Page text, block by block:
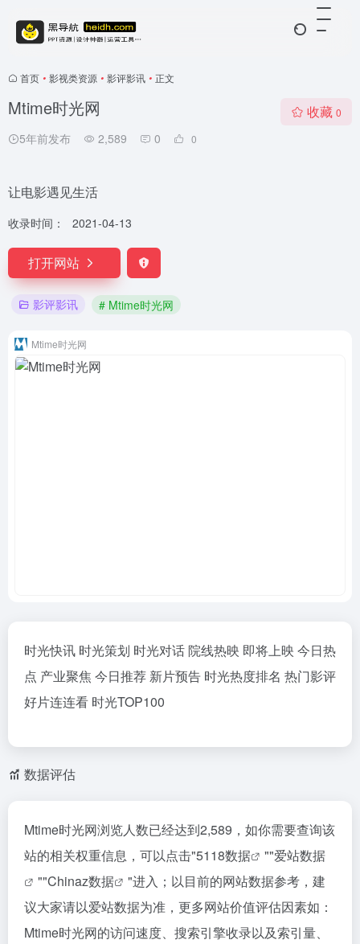
首页 • 影视类资源 • 影评影讯 • 正文
Mtime时光网
5年前发布 2,589 0 0
收藏 0
让电影遇见生活
收录时间： 2021-04-13
打开网站
影评影讯 # Mtime时光网
Mtime时光网
时光快讯 时光策划 时光对话 院线热映 即将上映 今日热
点 产业聚焦 今日推荐 新片预告 时光热度排名 热门影评
好片连连看 时光TOP100
数据评估
Mtime时光网浏览人数已经达到2,589，如你需要查询该
站的相关权重信息，可以点击"5118数据 ""爱站数据
""Chinaz数据
"进入；以目前的网站数据参考，建
议大家请以爱站数据为准，更多网站价值评估因素如：
Mtime时光网的访问速度、搜索引擎收录以及索引量、